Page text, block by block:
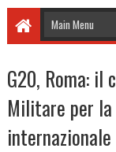
G20, Roma: il
Militare per